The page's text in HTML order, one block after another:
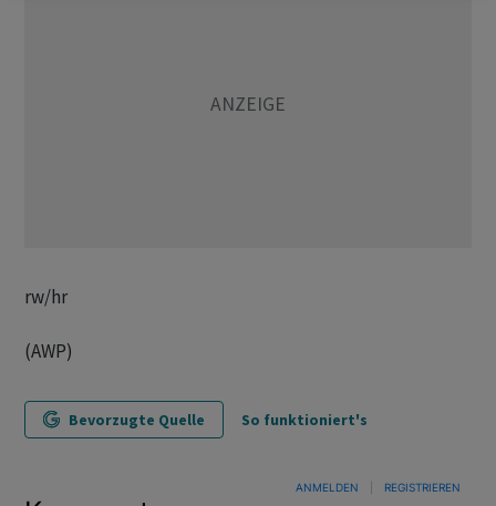
rw/hr
(AWP)
Bevorzugte Quelle So funktioniert's
ANMELDEN REGISTRIEREN